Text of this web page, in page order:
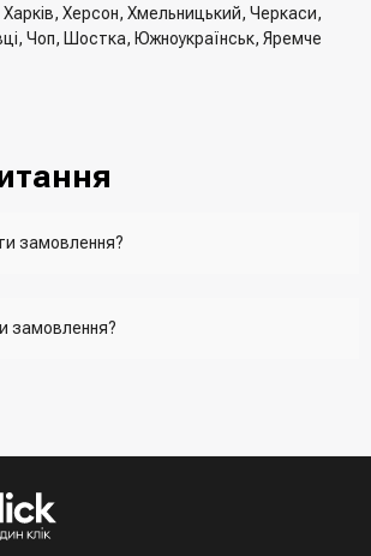
Херсон, Хмельницький, Черкаси,
Чоп, Шостка, Южноукраїнськ, Яремче
замовлення?
необхідну інформацію про
для підтвердження та уточнення
замовлення в телефонному
замовлення?